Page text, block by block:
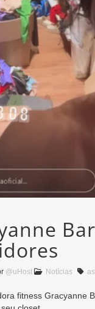
@uHost Notícias
fitness Gracyanne